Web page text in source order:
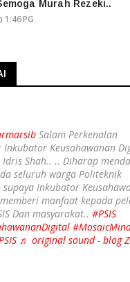
Murah Rezeki..
1:46 PG
Salam Perkenalan
Keusahawanan
Shah.. .. Diharap
seluruh warga Politeknik
Inkubator
manfaat kepada
Dan masyarakat..#PSIS
♬ original sound - blog